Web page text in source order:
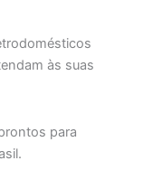
às suas
para